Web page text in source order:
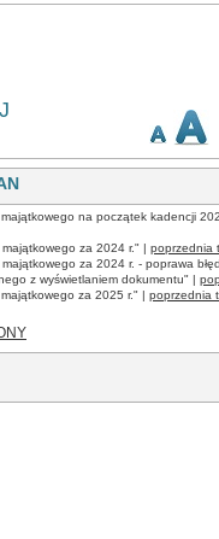
na początek kadencji
za 2024 r." | poprzednia
za 2024 r. - poprawa
z wyświetlaniem dokumentu" |
za 2025 r." | poprzednia